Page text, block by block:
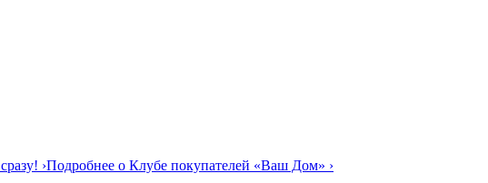
сразу! ›Подробнее о Клубе покупателей «Ваш Дом» ›